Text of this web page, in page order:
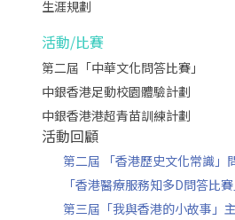
生涯規劃
活動/比賽
第二屆「中華文化問答比賽」
中銀香港足動校園體驗計劃
中銀香港港超青苗訓練計劃
活動回顧
第二屆 「香港歷史文化常識」
「香港醫療服務知多D問答比賽
第三屆「我與香港的小故事」